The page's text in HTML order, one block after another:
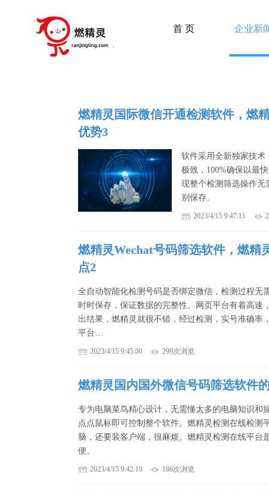
首 页 企业新
燃精灵国际微信开通检测软件，燃
优势3
软件采用全新独家技术
极致，100%确保以最
现整个检测筛选操作无
别保存。
2023/4/15 9:47:11
燃精灵Wechat号码筛选软件，燃精
点2
全自动智能化检测号码是否绑定微信，检测过程无
时时保存，保证数据的完整性。网页平台有着高速
出结果，燃精灵就很不错，经过检测，实号准确率
平台…
2023/4/15 9:45:00 299次浏览
燃精灵国内国外微信号码筛选软件
专为电脑菜鸟精心设计，无需懂太多的电脑知识和
点点鼠标即可控制整个软件。燃精灵检测在线检测
脑，还要装客户端，很麻烦。燃精灵检测在线平台
便。
2023/4/15 9:42:19 186次浏览